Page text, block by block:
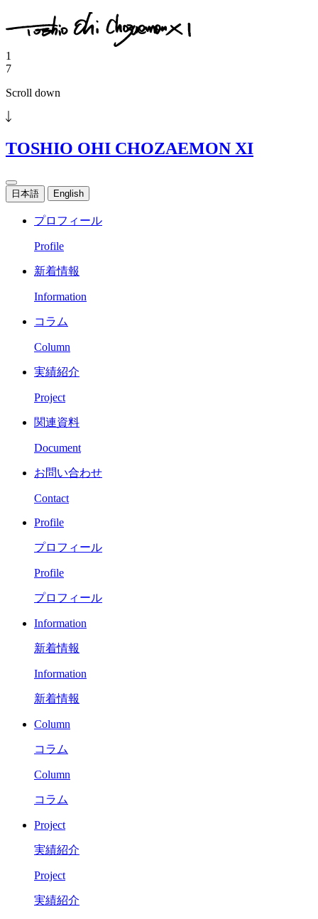
1
7
Scroll down
TOSHIO OHI CHOZAEMON XI
日本語 English
プロフィール
Profile
新着情報
Information
コラム
Column
実績紹介
Project
関連資料
Document
お問い合わせ
Contact
Profile
プロフィール
Profile
プロフィール
Information
新着情報
Information
新着情報
Column
コラム
Column
コラム
Project
実績紹介
Project
実績紹介